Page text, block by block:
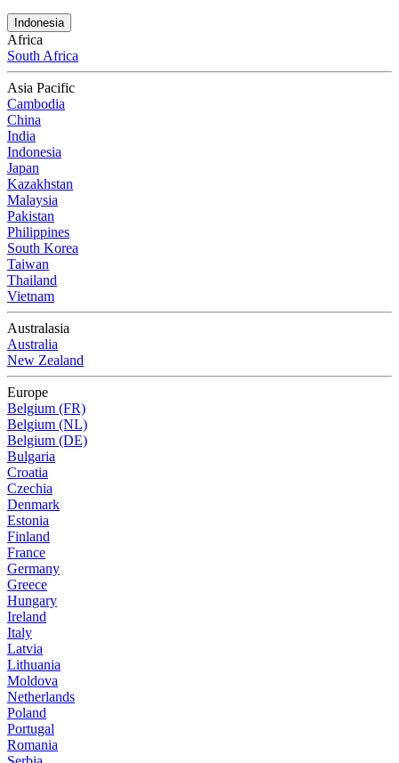
Indonesia
Africa
South Africa
Asia Pacific
Cambodia
China
India
Indonesia
Japan
Kazakhstan
Malaysia
Pakistan
Philippines
South Korea
Taiwan
Thailand
Vietnam
Australasia
Australia
New Zealand
Europe
Belgium (FR)
Belgium (NL)
Belgium (DE)
Bulgaria
Croatia
Czechia
Denmark
Estonia
Finland
France
Germany
Greece
Hungary
Ireland
Italy
Latvia
Lithuania
Moldova
Netherlands
Poland
Portugal
Romania